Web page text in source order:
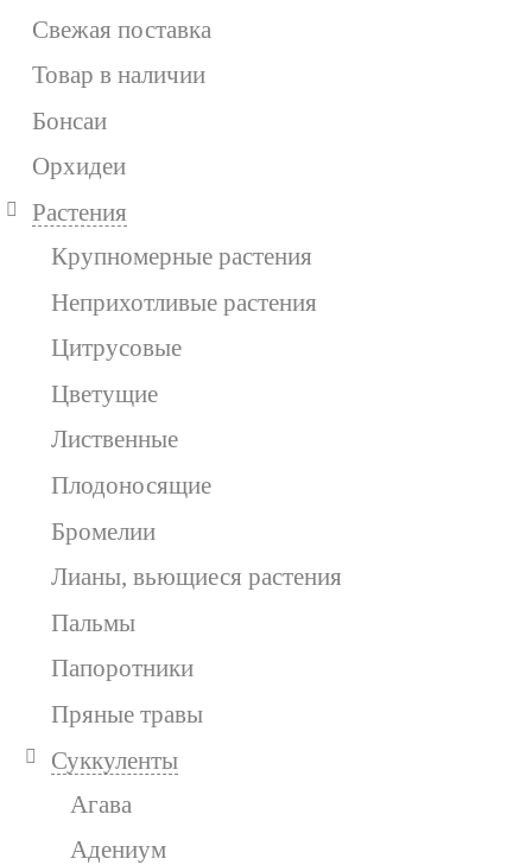
Свежая поставка
Товар в наличии
Бонсаи
Орхидеи
Растения
Крупномерные растения
Неприхотливые растения
Цитрусовые
Цветущие
Лиственные
Плодоносящие
Бромелии
Лианы, вьющиеся растения
Пальмы
Папоротники
Пряные травы
Суккуленты
Агава
Адениум